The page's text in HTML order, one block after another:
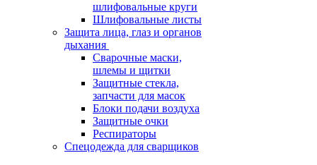
шлифовальные круги
Шлифовальные листы
Защита лица, глаз и органов
дыхания
Сварочные маски,
шлемы и щитки
Защитные стекла,
запчасти для масок
Блоки подачи воздуха
Защитные очки
Респираторы
Спецодежда для сварщиков